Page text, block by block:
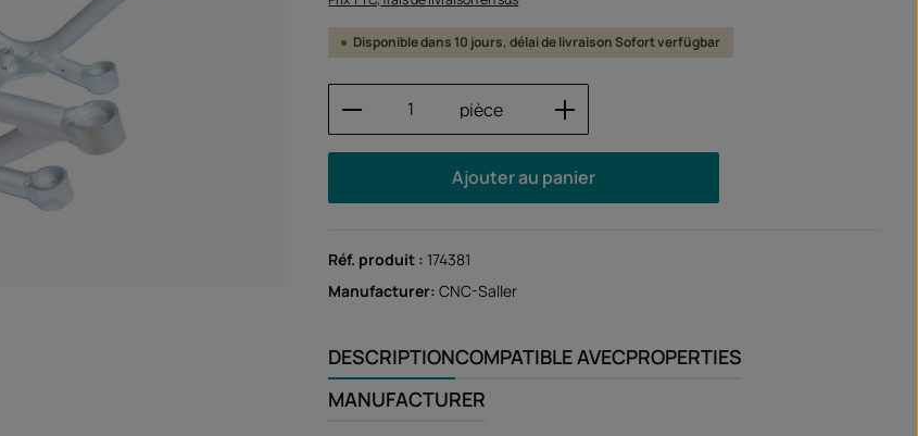
Disponible dans 10 jours, délai de livraison Sofort verfügbar
Quantité de produit : Entrez la quantité
pièce
Ajouter au panier
Réf. produit : 174381
Manufacturer:CNC-Saller
DESCRIPTIONCOMPATIBLE AVECPROPERTIES
MANUFACTURER